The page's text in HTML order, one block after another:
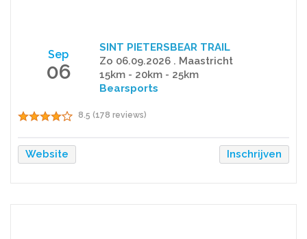
Sep
06
SINT PIETERSBEAR TRAIL
Zo 06.09.2026 . Maastricht
15km - 20km - 25km
Bearsports
8.5 (178 reviews)
Website Inschrijven